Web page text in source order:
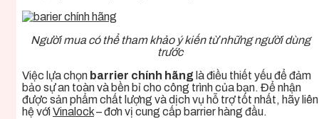
Người mua có thể tham khảo ý kiến từ những người dùng
trước
Việc lựa chọn barrier chính hãng là điều thiết yếu để đảm
bảo sự an toàn và bền bỉ cho công trình của bạn. Để nhận
được sản phẩm chất lượng và dịch vụ hỗ trợ tốt nhất, hãy liên
hệ vớiVinalock– đơn vị cung cấp barrier hàng đầu.